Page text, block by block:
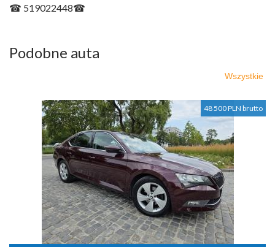
☎ 519022448☎
Podobne auta
Wszystkie
48 500 PLN brutto